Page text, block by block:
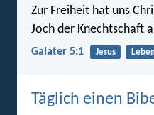
Zur Freiheit hat uns
Joch der Knechtschaft
Galater 5:1 Jesus
Täglich einen